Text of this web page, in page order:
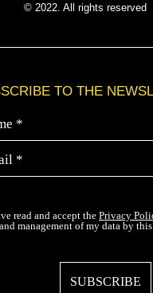
© 2022. All rights reserved
TO THE
read and accept the Privacy
management of my data by this